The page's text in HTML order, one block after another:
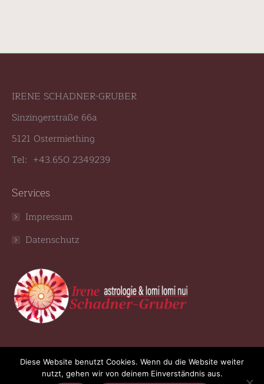
IRENE SCHADNER-GRUBER
Sinzingerstraße 66a
5121 Ostermiething
Tel: +43.650 2349239
Services
Impressum
Datenschutz
Folge mir:
Diese Website benutzt Cookies. Wenn du die Website weiter
nutzt, gehen wir von deinem Einverständnis aus.